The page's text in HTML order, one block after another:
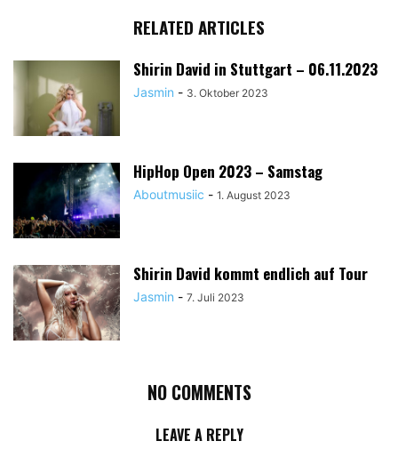
RELATED ARTICLES
Shirin David in Stuttgart – 06.11.2023
Jasmin - 3. Oktober 2023
HipHop Open 2023 – Samstag
Aboutmusiic - 1. August 2023
Shirin David kommt endlich auf Tour
Jasmin - 7. Juli 2023
NO COMMENTS
LEAVE A REPLY